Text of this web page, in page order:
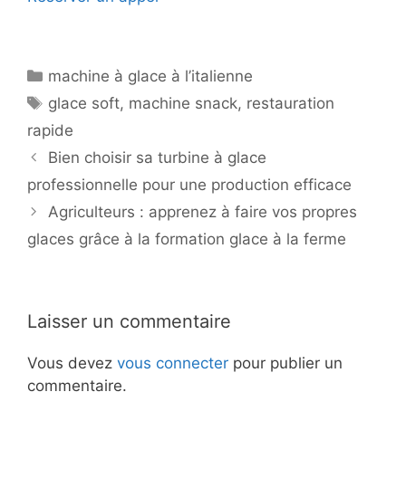
Catégories
machine à glace à l’italienne
Étiquettes
glace soft, machine snack, restauration
rapide
Bien choisir sa turbine à glace
professionnelle pour une production efficace
Agriculteurs : apprenez à faire vos propres
glaces grâce à la formation glace à la ferme
Laisser un commentaire
Vous devez vous connecter pour publier un
commentaire.